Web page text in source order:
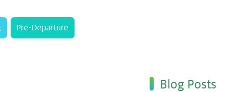
Pre-Departure
Blog Posts